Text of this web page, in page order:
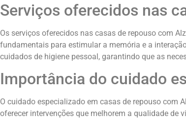
Serviços oferecidos nas
Os serviços oferecidos nas casas de repouso com
fundamentais para estimular a memória e a
cuidados de higiene pessoal, garantindo que as
Importância do cuidado
O cuidado especializado em casas de repouso com
oferecer intervenções que melhorem a qualidade de